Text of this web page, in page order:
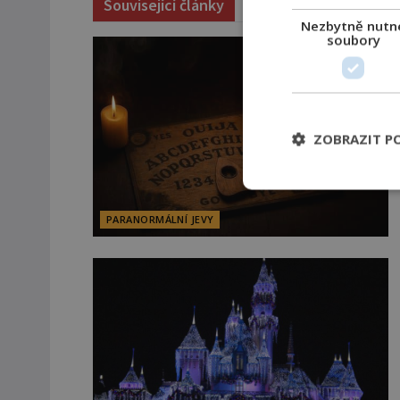
Související články
PARANORMÁLNÍ JEVY
Nezbytně
soubory
ZOBRAZIT